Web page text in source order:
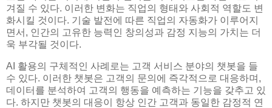
겨질 수 있다. 이러한 변화는 직업의 형태와 사회적 역할도 변
화시킬 것이다. 기술 발전에 따른 직업의 자동화가 이루어지
면서, 인간의 고유한 능력인 창의성과 감정 지능의 가치는 더
욱 부각될 것이다.
AI 활용의 구체적인 사례로는 고객 서비스 분야의 챗봇을 들
수 있다. 이러한 챗봇은 고객의 문의에 즉각적으로 대응하며,
데이터를 분석하여 고객의 행동을 예측하는 기능을 갖추고 있
다. 하지만 챗봇의 대응이 항상 인간 고객과 동일한 감정적 연